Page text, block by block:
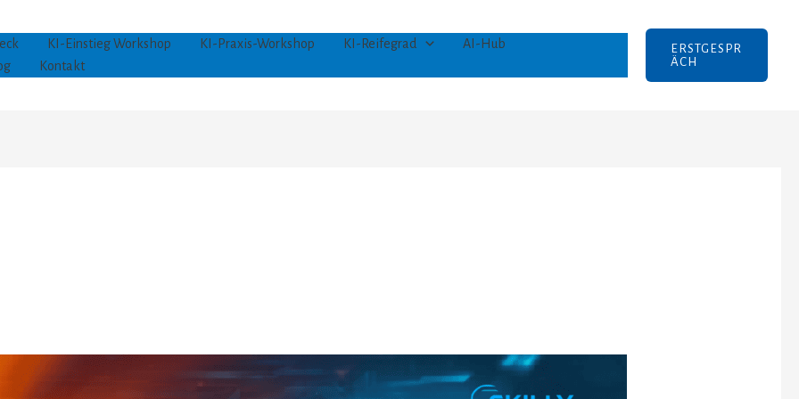
KI-Einstieg Workshop KI-Praxis-Workshop KI-Reifegrad
AI-Hub
Kontakt
ERSTGESPR
ÄCH